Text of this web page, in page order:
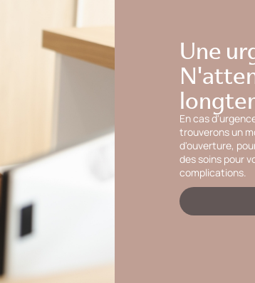
Une
En cas
trouverons un
d'ouverture,
des soins pour
complications.